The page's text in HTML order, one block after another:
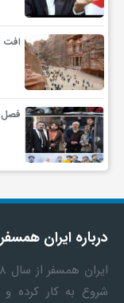
افت ۷.۸ درصدی گردشگران در اردن/ درآمد…
درباره ایران همسفر
ایران همسفر
شروع به کار کرده و